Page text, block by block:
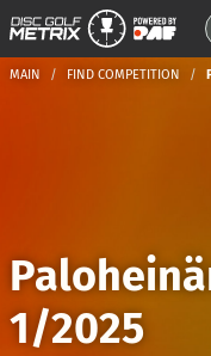
MAIN FIND COMPETITION
1/2025